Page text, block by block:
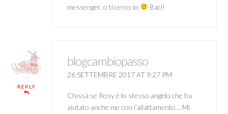
messenger, o ti cerco io
Baci!
REPLY
blogcambiopasso
26 SETTEMBRE 2017 AT 9:27 PM
Chissà se Rosy è lo stesso angelo che ha
aiutato anche me con l’allattamento… Mi